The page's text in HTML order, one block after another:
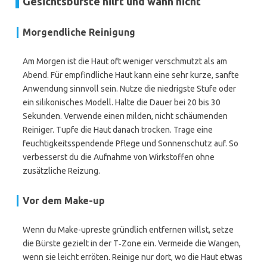
Morgendliche Reinigung
Am Morgen ist die Haut oft weniger verschmutzt als am
Abend. Für empfindliche Haut kann eine sehr kurze, sanfte
Anwendung sinnvoll sein. Nutze die niedrigste Stufe oder
ein silikonisches Modell. Halte die Dauer bei 20 bis 30
Sekunden. Verwende einen milden, nicht schäumenden
Reiniger. Tupfe die Haut danach trocken. Trage eine
feuchtigkeitsspendende Pflege und Sonnenschutz auf. So
verbesserst du die Aufnahme von Wirkstoffen ohne
zusätzliche Reizung.
Vor dem Make-up
Wenn du Make-upreste gründlich entfernen willst, setze
die Bürste gezielt in der T‑Zone ein. Vermeide die Wangen,
wenn sie leicht erröten. Reinige nur dort, wo die Haut etwas